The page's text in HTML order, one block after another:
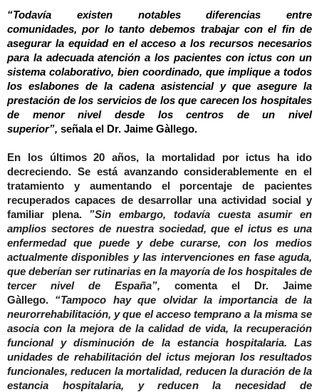
“Todavía existen notables diferencias entre
comunidades, por lo tantodebemos trabajar con el fin de
asegurar la equidad en el acceso a los recursos necesarios
para la adecuada atención a los pacientes con ictus con un
sistema colaborativo, bien coordinado, que implique a todos
los eslabones de la cadena asistencial y que asegure la
prestación de los servicios de los que carecen los hospitales
de menor nivel desde los centros de un nivel
superior”, señala el Dr. Jaime Gàllego.
En los últimos 20 años, la mortalidad por ictus ha ido
decreciendo. Se está avanzando considerablemente en el
tratamiento y aumentando el porcentaje de pacientes
recuperados capaces de desarrollar una actividad social y
familiar plena. ”Sin embargo, todavía cuesta asumir en
amplios sectores de nuestra sociedad, que el ictus es una
enfermedad que puede y debe curarse, con los medios
actualmente disponibles y las intervenciones en fase aguda,
que deberían ser rutinarias en la mayoría de los hospitales de
tercer nivel de España”, comenta el Dr. Jaime
Gàllego. “Tampoco hay que olvidar la importancia de la
neurorrehabilitación, y que el acceso temprano a la misma se
asocia con la mejora de la calidad de vida, la recuperación
funcional y disminución de la estancia hospitalaria.
Las
unidades de rehabilitación del ictus mejoran los resultados
funcionales, reducen la mortalidad, reducen la duración de la
estancia hospitalaria, y reducen la necesidad de